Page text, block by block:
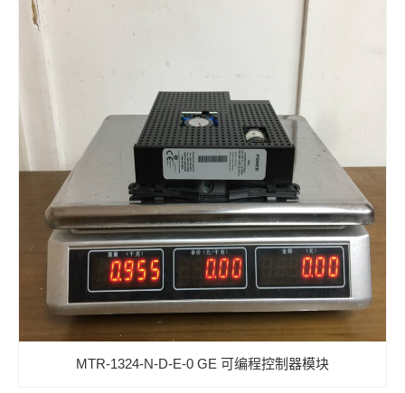
MTR-1324-N-D-E-0 GE 可编程控制器模块